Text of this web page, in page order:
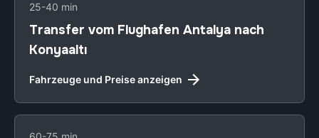
25-40 min
Transfer vom Flughafen Antalya nach
Konyaaltı
Fahrzeuge und Preise anzeigen